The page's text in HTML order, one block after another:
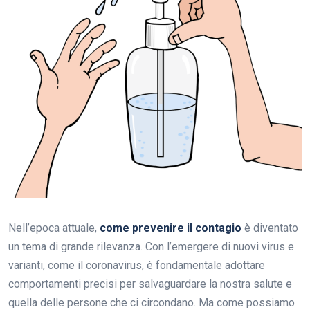
Nell’epoca attuale, come prevenire il contagio è diventato
un tema di grande rilevanza. Con l’emergere di nuovi virus e
varianti, come il coronavirus, è fondamentale adottare
comportamenti precisi per salvaguardare la nostra salute e
quella delle persone che ci circondano. Ma come possiamo